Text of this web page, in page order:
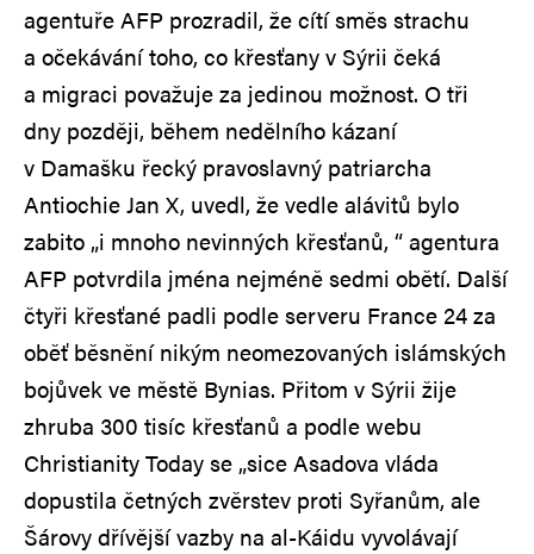
agentuře AFP prozradil, že cítí směs strachu
a očekávání toho, co křesťany v Sýrii čeká
a migraci považuje za jedinou možnost. O tři
dny později, během nedělního kázaní
v Damašku řecký pravoslavný patriarcha
Antiochie Jan X, uvedl, že vedle alávitů bylo
zabito „i mnoho nevinných křesťanů, “ agentura
AFP potvrdila jména nejméně sedmi obětí. Další
čtyři křesťané padli podle serveru France 24 za
oběť běsnění nikým neomezovaných islámských
bojůvek ve městě Bynias. Přitom v Sýrii žije
zhruba 300 tisíc křesťanů a podle webu
Christianity Today se „sice Asadova vláda
dopustila četných zvěrstev proti Syřanům, ale
Šárovy dřívější vazby na al-Káidu vyvolávají